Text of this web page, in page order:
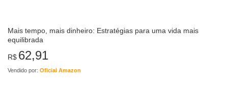
Mais tempo, mais dinheiro: Estratégias para uma vida mais
equilibrada
R$ 62,91
Vendido por: Oficial Amazon